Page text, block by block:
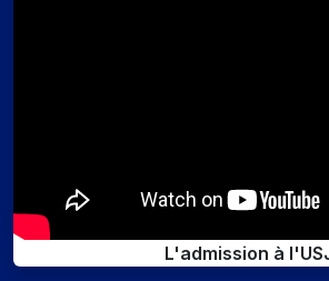
L'admission à